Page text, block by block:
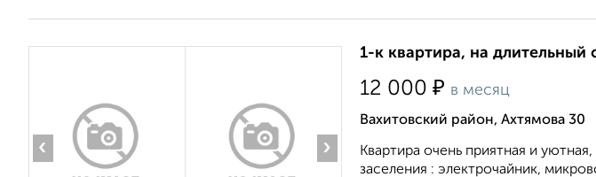
‹ ›
1-к квартира, на длительный
12 000 ₽ в месяц
Вахитовский район, Ахтямова 30
Квартира очень приятная и
заселения : электрочайник,